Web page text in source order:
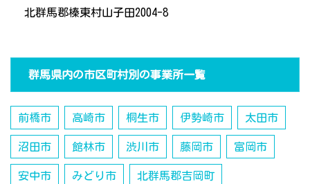
北群馬郡榛東村山子田2004-8
群馬県内の市区町村別の事業所一覧
前橋市 高崎市 桐生市 伊勢崎市 太田市
沼田市 館林市 渋川市 藤岡市 富岡市
安中市 みどり市 北群馬郡吉岡町